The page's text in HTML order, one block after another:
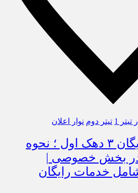
تیتر 1 تیتر دوم نوار اعلان
جزئیات درمان رایگان ۳ دهک اول ؛ نحوه
در بخش خصوصی |
خدمات رایگان